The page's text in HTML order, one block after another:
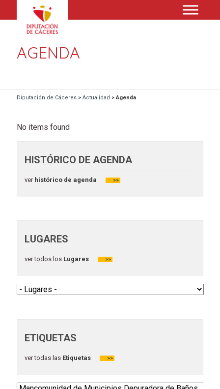
AGENDA
Diputación de Cáceres> Actualidad >Agenda
No items found
HISTÓRICO DE AGENDA
verhistórico de agenda >>
LUGARES
ver todos losLugares >>
ETIQUETAS
ver todas las Etiquetas >>